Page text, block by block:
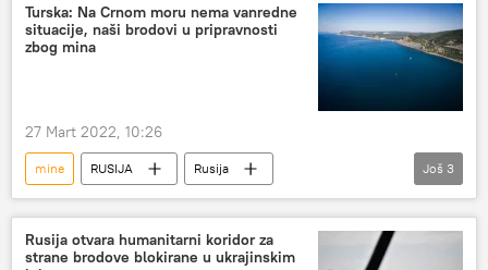
Turska: Na Crnom moru nema vanredne
situacije, naši brodovi u pripravnosti
zbog mina
27 Mart 2022, 10:26
mine RUSIJA
Rusija
Specijalna operacija u Ukrajini
Turska
Crno more
Još 3
Rusija otvara humanitarni koridor za
strane brodove blokirane u ukrajinskim